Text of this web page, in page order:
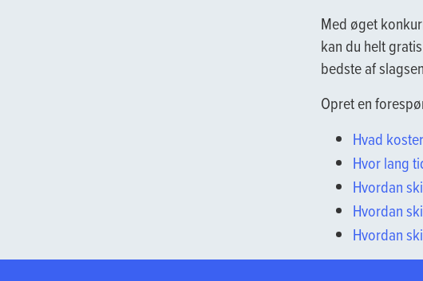
Med øget
kan du helt
bedste af
Opret en
Hvad
Hvor lang
Hvordan
Hvordan
Hvordan